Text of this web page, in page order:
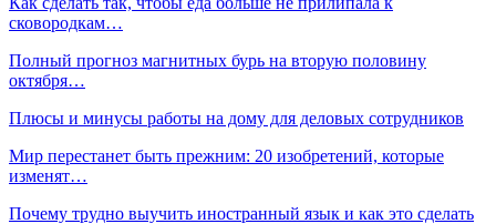
сковородкам…
Полный прогноз магнитных бурь на вторую половину
октября…
Плюсы и минусы работы на дому для деловых сотрудников
Мир перестанет быть прежним: 20 изобретений, которые
изменят…
Почему трудно выучить иностранный язык и как это сделать